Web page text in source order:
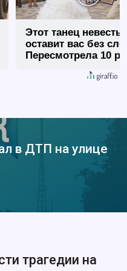
Этот танец невесты
оставит вас без
Пересмотрела 10
в ДТП на улице
трагедии на